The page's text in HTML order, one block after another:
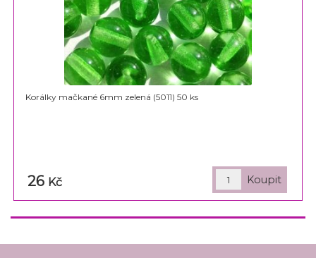
Korálky mačkané 6mm zelená (5011) 50 ks
26 Kč